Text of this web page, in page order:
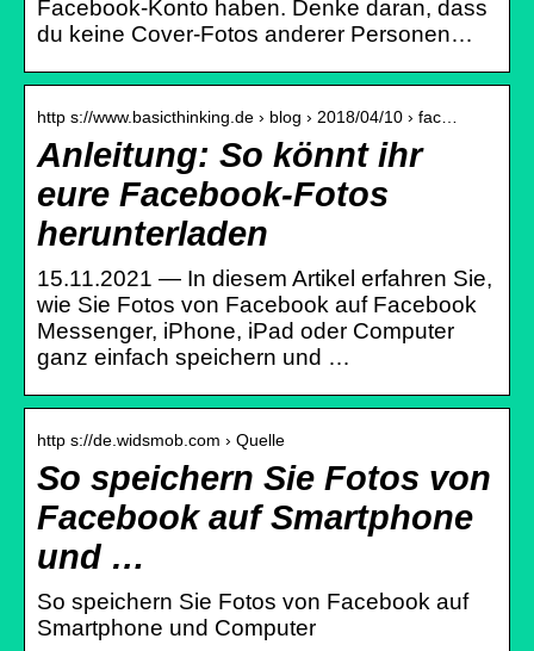
Facebook-Konto haben. Denke daran, dass
du keine Cover-Fotos anderer Personen…
http s://www.basicthinking.de › blog › 2018/04/10 › fac…
Anleitung: So könnt ihr
eure Facebook-Fotos
herunterladen
15.11.2021 — In diesem Artikel erfahren Sie,
wie Sie Fotos von Facebook auf Facebook
Messenger, iPhone, iPad oder Computer
ganz einfach speichern und …
http s://de.widsmob.com › Quelle
So speichern Sie Fotos von
Facebook auf Smartphone
und …
So speichern Sie Fotos von Facebook auf
Smartphone und Computer